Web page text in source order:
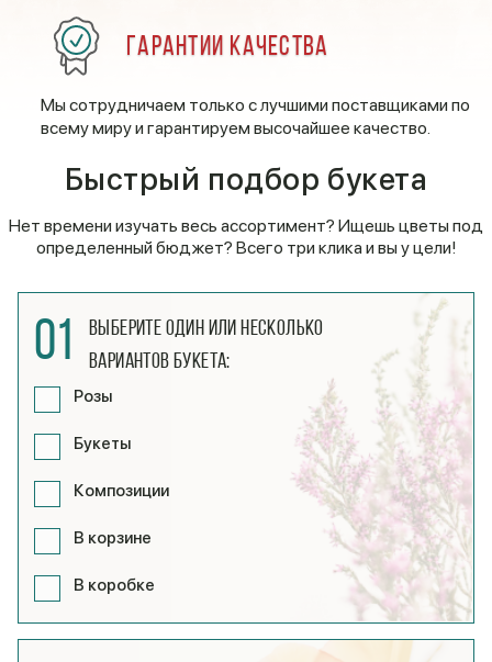
Гарантии качества
Мы сотрудничаем только с лучшими поставщиками по
всему миру и гарантируем высочайшее качество.
Быстрый подбор букета
Нет времени изучать весь ассортимент? Ищешь цветы под
определенный бюджет? Всего три клика и вы у цели!
01
Выберите один или несколько
вариантов букета:
Розы
Букеты
Композиции
В корзине
В коробке